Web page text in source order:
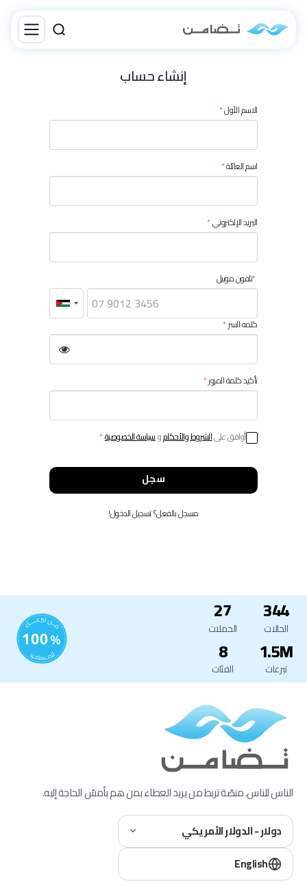
إنشاء حساب
الاسم الأول
اسم العائلة
البريد الإلكتروني
تلفون موبيل
كلمه السر
تأكيد كلمة المرور
أوافق علىالشروط والأحكاموسياسة الخصوصية
سجل
مسجل بالفعل؟ تسجيل الدخول!
344
الحالات
27
الحملات
1.5M
تبرعات
8
الفئات
الناس للناس. منصّة تربط من يريد العطاء بمن هم بأمسّ الحاجة إليه.
دولار - الدولار الأمريكي
English